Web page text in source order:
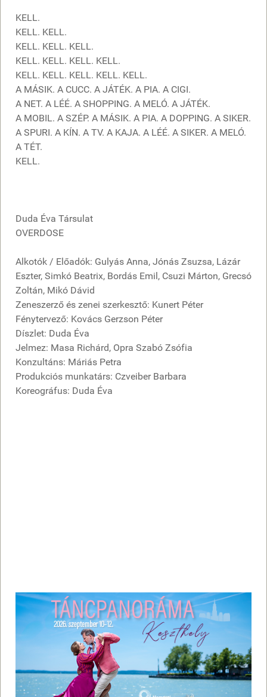
KELL.
KELL. KELL.
KELL. KELL. KELL.
KELL. KELL. KELL. KELL.
KELL. KELL. KELL. KELL. KELL.
A MÁSIK. A CUCC. A JÁTÉK. A PIA. A CIGI.
A NET. A LÉÉ. A SHOPPING. A MELÓ. A JÁTÉK.
A MOBIL. A SZÉP. A MÁSIK. A PIA. A DOPPING. A SIKER.
A SPURI. A KÍN. A TV. A KAJA. A LÉÉ. A SIKER. A MELÓ.
A TÉT.
KELL.
Duda Éva Társulat
OVERDOSE
Alkotók / Előadók: Gulyás Anna, Jónás Zsuzsa, Lázár
Eszter, Simkó Beatrix, Bordás Emil, Csuzi Márton, Grecsó
Zoltán, Mikó Dávid
Zeneszerző és zenei szerkesztő: Kunert Péter
Fénytervező: Kovács Gerzson Péter
Díszlet: Duda Éva
Jelmez: Masa Richárd, Opra Szabó Zsófia
Konzultáns: Máriás Petra
Produkciós munkatárs: Czveiber Barbara
Koreográfus: Duda Éva